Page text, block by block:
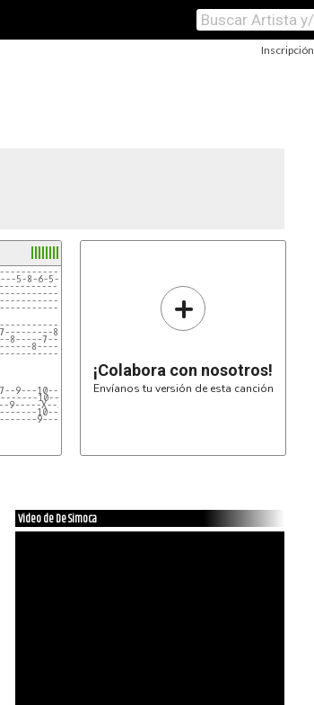
Inscripción
5---------------5-6-8-10-----10-----------
5-8-6-5---6---------6-8-----------11----11-10-9---
7-------------------------------------
7-----------------------------------
8---------------------------------
6----------6--------5---
8---8-------5-5------6-6--
7-------7----5---5----5---5-
8-------------5--------7------
9---10--9--8--7---6--5---I
10--9--8--7---6--5---I
X--X--X--x---X--X---I
10--9--8--7---6--5---I
9---8--7--6---5--4---I
+
¡Colabora con nosotros!
Envíanos tu versión de esta canción
Video de De Simoca